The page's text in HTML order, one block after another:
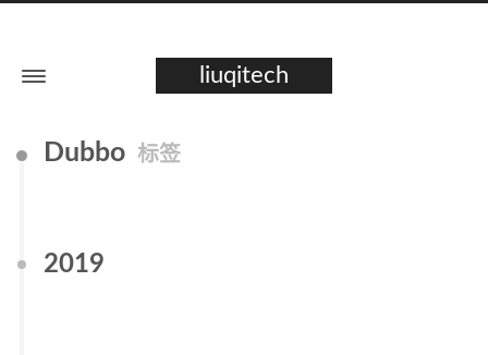
liuqitech
Dubbo 标签
2019